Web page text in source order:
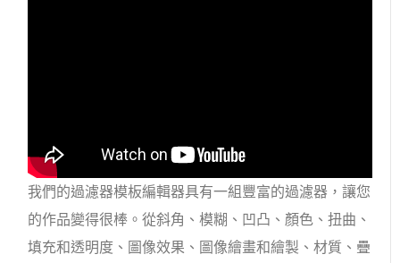
我們的過濾器模板編輯器具有一組豐富的過濾器，讓您
的作品變得很棒。從斜角、模糊、凹凸、顏色、扭曲、
填充和透明度、圖像效果、圖像繪畫和繪製、材質、疊